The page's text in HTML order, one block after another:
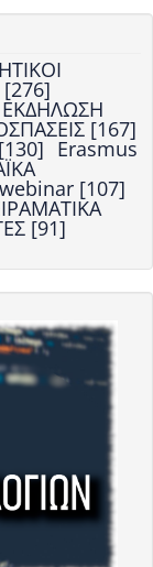
[276]
[167]
Erasmus
webinar [107]
[91]